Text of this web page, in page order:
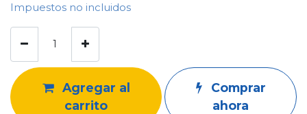
Impuestos no incluidos
Agregar al
carrito
Comprar
ahora